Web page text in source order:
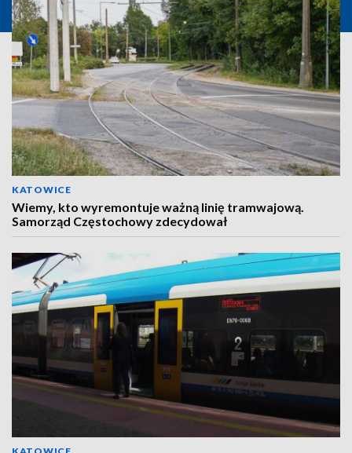
KATOWICE
Wiemy, kto wyremontuje ważną linię tramwajową.
Samorząd Częstochowy zdecydował